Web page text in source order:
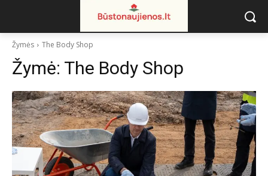
Žymės The Body Shop
Žymė: The Body Shop